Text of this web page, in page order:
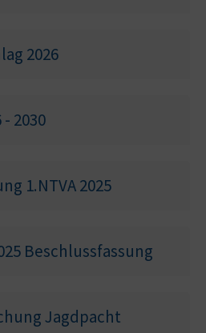
2026
- 2030
1.NTVA 2025
Beschlussfassung
Jagdpacht